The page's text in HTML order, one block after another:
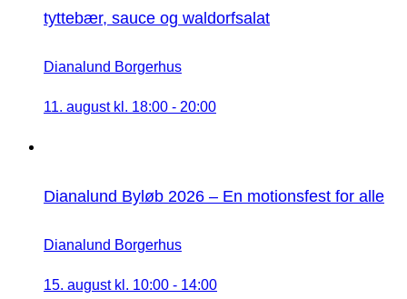
tyttebær, sauce og waldorfsalat
Dianalund Borgerhus
11. august kl. 18:00 - 20:00
Dianalund Byløb 2026 – En motionsfest for alle
Dianalund Borgerhus
15. august kl. 10:00 - 14:00